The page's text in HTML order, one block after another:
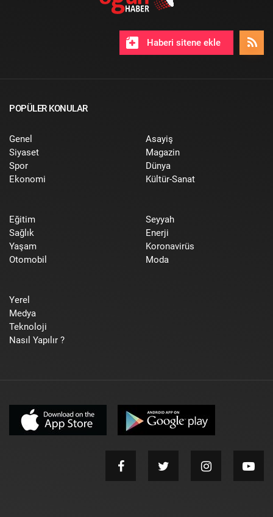
Haberi sitene ekle
POPÜLER KONULAR
Genel
Siyaset
Spor
Ekonomi
Asayiş
Magazin
Dünya
Kültür-Sanat
Eğitim
Sağlık
Yaşam
Otomobil
Seyyah
Enerji
Koronavirüs
Moda
Yerel
Medya
Teknoloji
Nasıl Yapılır ?